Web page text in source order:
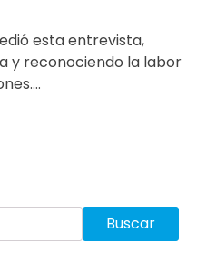
esta entrevista,
y reconociendo la labor
Buscar